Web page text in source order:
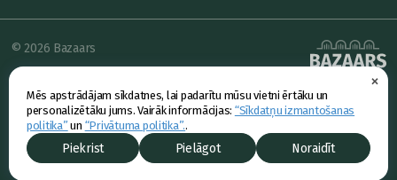
×
Mēs apstrādājam sīkdatnes, lai padarītu mūsu vietni ērtāku un
personalizētāku jums. Vairāk informācijas: “Sīkdatņu izmantošanas
politika” un “Privātuma politika”..
Piekrist Pielāgot Noraidīt
powered by
© 2026 Bazaars
Konfidencialitāte
Piedāvājums